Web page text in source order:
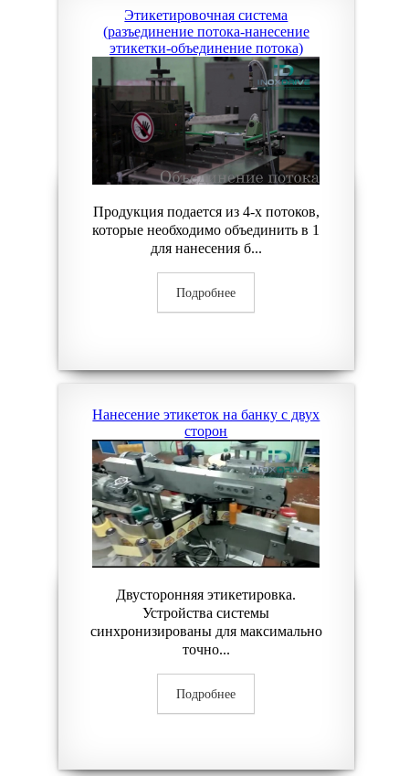
Этикетировочная система
(разъединение потока-нанесение
этикетки-объединение потока)
Продукция подается из 4-х потоков,
которые необходимо объединить в 1
для нанесения б...
Подробнее
Нанесение этикеток на банку с двух
сторон
Двусторонняя этикетировка.
Устройства системы
синхронизированы для максимально
точно...
Подробнее